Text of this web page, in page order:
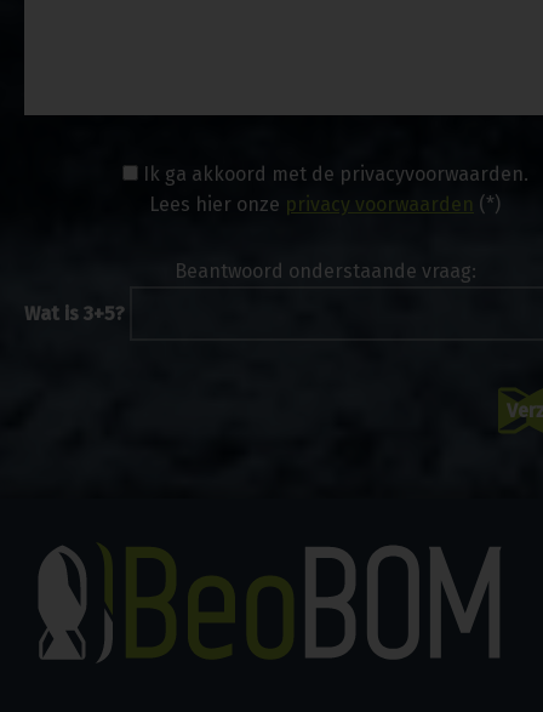
Ik ga akkoord met de privacyvoorwaarden.
Lees hier onze privacy voorwaarden (*)
Beantwoord onderstaande vraag:
Wat is 3+5?